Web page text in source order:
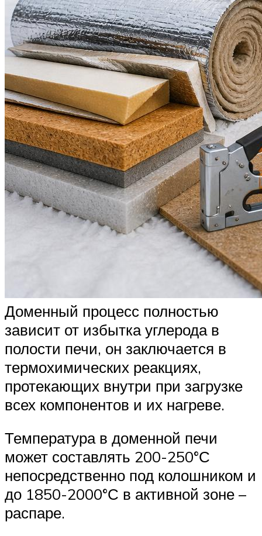
Доменный процесс полностью
зависит от избытка углерода в
полости печи, он заключается в
термохимических реакциях,
протекающих внутри при загрузке
всех компонентов и их нагреве.
Температура в доменной печи
может составлять 200-250°С
непосредственно под колошником и
до 1850-2000°С в активной зоне –
распаре.